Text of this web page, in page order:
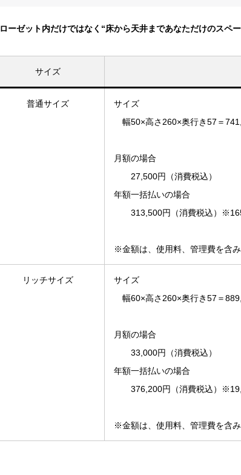
ーゼット内だけではなく“床から天井まであなただけのスペ
サイズ
普通サイズ
サイズ
幅50×高さ260×奥行き57＝
月額の場合
27,500円（消費税込）
年額一括払いの場合
313,500円（消費税込）
※金額は、使用料、管理費を含
リッチサイズ
サイズ
幅60×高さ260×奥行き57＝
月額の場合
33,000円（消費税込）
年額一括払いの場合
376,200円（消費税込）
※金額は、使用料、管理費を含